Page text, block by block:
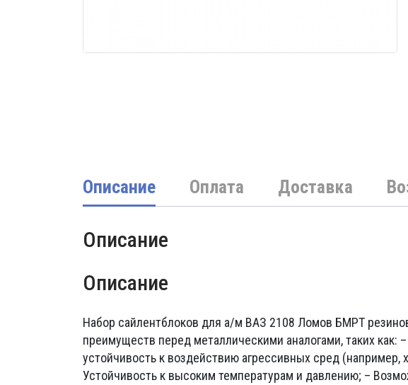
Описание Оплата Доставка
Описание
Описание
Набор сайлентблоков для а/м ВАЗ 2108 Ломов БМРТ
преимуществ перед металлическими аналогами, таких
устойчивость к воздействию агрессивных сред (например,
Устойчивость к высоким температурам и давлению; –